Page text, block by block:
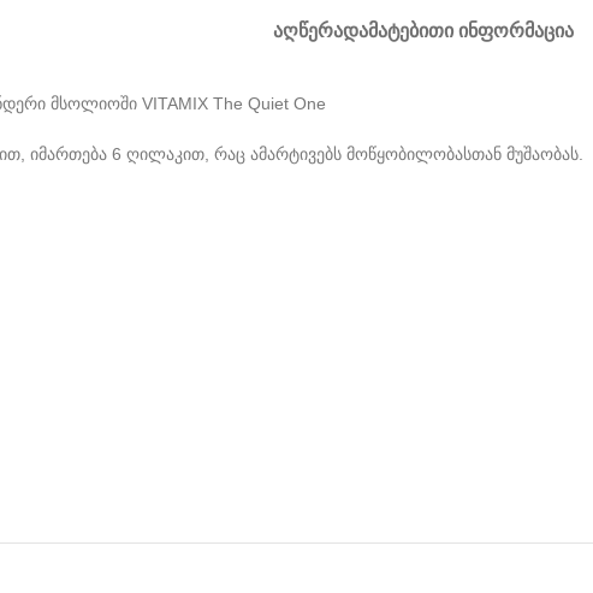
ᲐᲦᲬᲔᲠᲐᲓᲐᲛᲐᲢᲔᲑᲘᲗᲘ ᲘᲜᲤᲝᲠᲛᲐᲪᲘᲐ
მსოლიოში VITAMIX The Quiet One
იმართება 6 ღილაკით, რაც ამარტივებს მოწყობილობასთან მუშაობას.